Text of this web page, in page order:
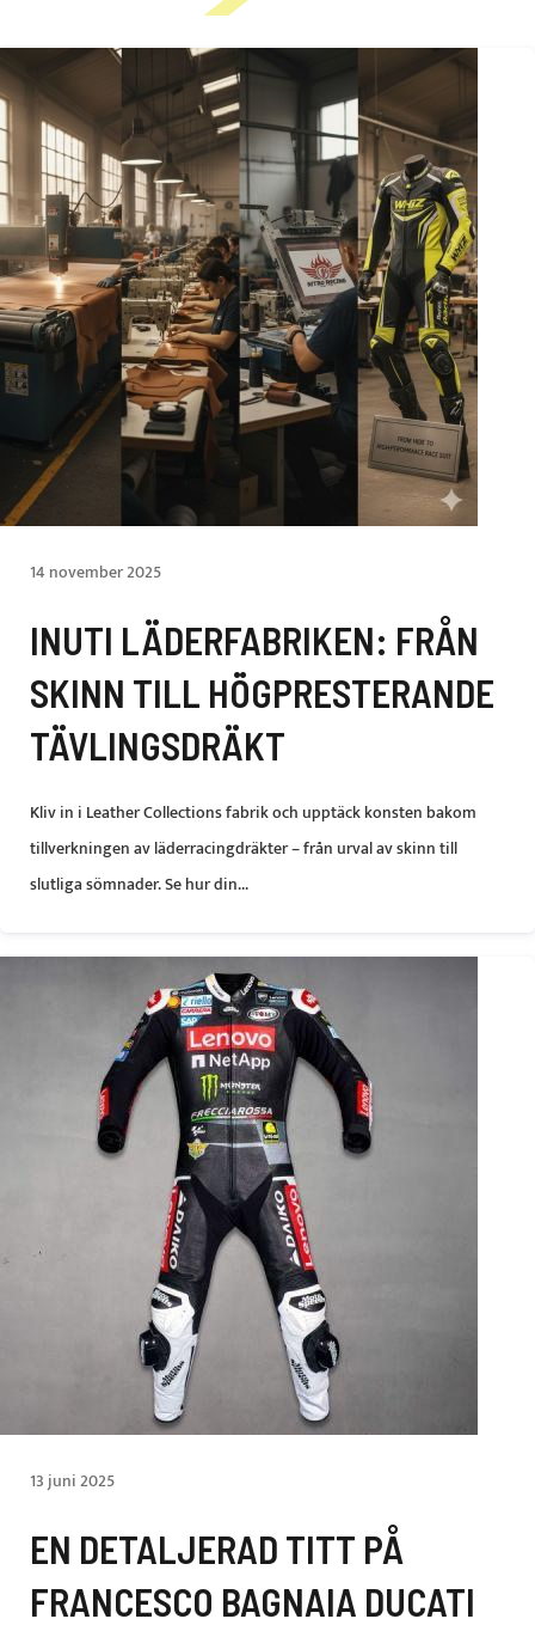
14 november 2025
INUTI LÄDERFABRIKEN: FRÅN
SKINN TILL HÖGPRESTERANDE
TÄVLINGSDRÄKT
Kliv in i Leather Collections fabrik och upptäck konsten bakom
tillverkningen av läderracingdräkter – från urval av skinn till
slutliga sömnader. Se hur din...
13 juni 2025
EN DETALJERAD TITT PÅ
FRANCESCO BAGNAIA DUCATI